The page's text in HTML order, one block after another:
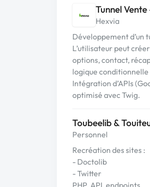
Tunnel
Hexvia
Développement d’un
L’utilisateur peut
options, contact,
logique
Intégration d’APIs
optimisé avec Twig.
Toubeelib &
Personnel
Recréation des sites :
- Doctolib
- Twitter
PHP, API, endpoints